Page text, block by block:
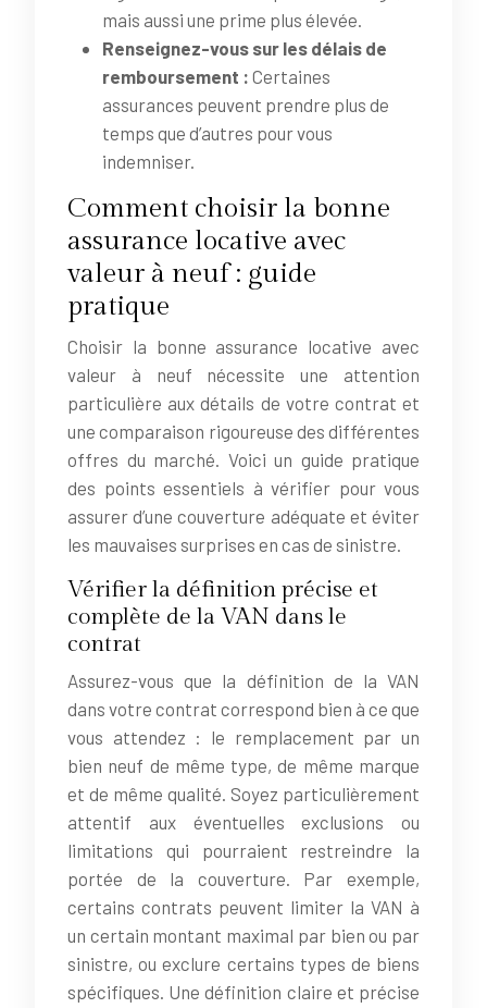
mais aussi une prime plus élevée.
Renseignez-vous sur les délais de
remboursement : Certaines
assurances peuvent prendre plus de
temps que d’autres pour vous
indemniser.
Comment choisir la bonne
assurance locative avec
valeur à neuf : guide
pratique
Choisir la bonne assurance locative avec
valeur à neuf nécessite une attention
particulière aux détails de votre contrat et
une comparaison rigoureuse des différentes
offres du marché. Voici un guide pratique
des points essentiels à vérifier pour vous
assurer d’une couverture adéquate et éviter
les mauvaises surprises en cas de sinistre.
Vérifier la définition précise et
complète de la VAN dans le
contrat
Assurez-vous que la définition de la VAN
dans votre contrat correspond bien à ce que
vous attendez : le remplacement par un
bien neuf de même type, de même marque
et de même qualité. Soyez particulièrement
attentif aux éventuelles exclusions ou
limitations qui pourraient restreindre la
portée de la couverture. Par exemple,
certains contrats peuvent limiter la VAN à
un certain montant maximal par bien ou par
sinistre, ou exclure certains types de biens
spécifiques. Une définition claire et précise